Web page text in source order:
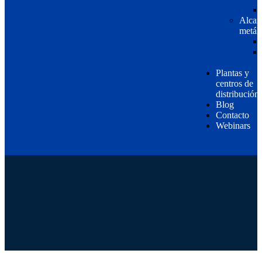
Plantas y
centros de
distribución
Blog
Contacto
Webinars